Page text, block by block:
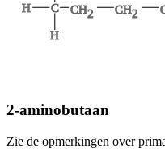
C
H
H
CH2 CH2
2-aminobutaan
Zie de opmerkingen over